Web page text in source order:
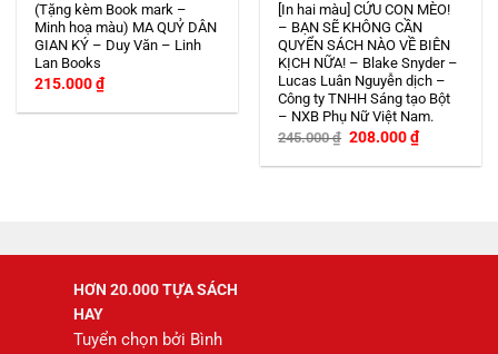
(Tặng kèm Book mark –
Minh hoạ màu) MA QUỶ DÂN
GIAN KÝ – Duy Văn – Linh
Lan Books
215.000₫
[In hai màu] CỨU CON MÈO!
– BẠN SẼ KHÔNG CẦN
QUYỂN SÁCH NÀO VỀ BIÊN
KỊCH NỮA! – Blake Snyder –
Lucas Luân Nguyễn dịch –
Công ty TNHH Sáng tạo Bột
– NXB Phụ Nữ Việt Nam.
245.000₫ Giá
là:
208.000₫Giá
hiện
tại
HƠN 20.000 TỰA SÁCH
HAY
Tuyển chọn bởi Bình